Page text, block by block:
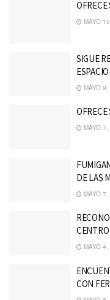
OFRECE
MAYO
SIGUE
MAYO
OFRECE
MAYO
DE LAS
MAYO
MAYO
CON